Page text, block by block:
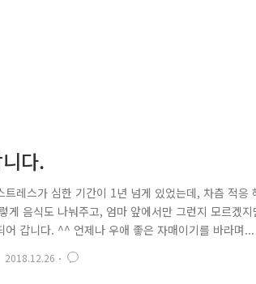
다.
레스가 심한 기간이 1년 넘게 있었는데, 차츰 적응
게 음식도 나눠주고, 엄마 앞에서만 그런지 모르겠
어 갑니다. ^^ 언제나 우애 좋은 자매이기를 바라며
한눈 팔때, 살짝 한장 가져가거나, 빛과 같은 속도로
는 뭘해도 귀엽네요. ㅎㅎ 그래서 교육하기도 어려워
2018.12.26